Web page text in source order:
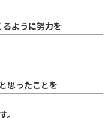
るように努力を
思ったことを
。